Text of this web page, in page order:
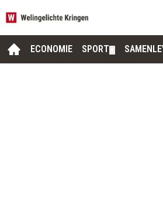
ECONOMIE SPORT